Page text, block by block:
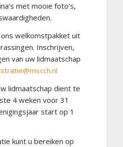
met mooie foto’s,
welkomstpakket uit
Inschrijven,
van uw lidmaatschap
lidmaatschap dient te
4 weken voor 31
start op 1
kunt u bereiken op